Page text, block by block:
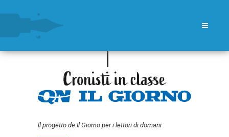
ll progetto de Il Giorno per i lettori di domani